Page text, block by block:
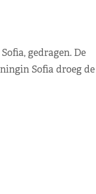
gedragen. De
Sofia droeg de